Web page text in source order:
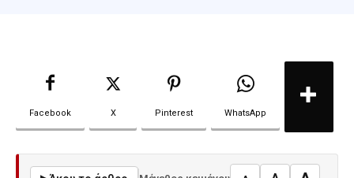
Facebook X Pinterest WhatsApp